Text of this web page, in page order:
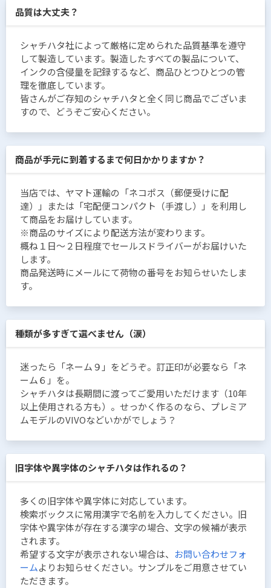
品質は大丈夫？
シャチハタ社によって厳格に定められた品質基準を遵守
して製造しています。製造したすべての製品について、
インクの含侵量を記録するなど、商品ひとつひとつの管
理を徹底しています。
皆さんがご存知のシャチハタと全く同じ商品でございま
すので、どうぞご安心ください。
商品が手元に到着するまで何日かかりますか？
当店では、ヤマト運輸の「ネコポス（郵便受けに配
達）」または「宅配便コンパクト（手渡し）」を利用し
て商品をお届けしています。
※商品のサイズにより配送方法が変わります。
概ね１日〜２日程度でセールスドライバーがお届けいた
します。
商品発送時にメールにて荷物の番号をお知らせいたしま
す。
種類が多すぎて選べません（涙）
迷ったら「ネーム９」をどうぞ。訂正印が必要なら「ネ
ーム６」を。
シャチハタは長期間に渡ってご愛用いただけます（10年
以上使用される方も）。せっかく作るのなら、プレミア
ムモデルのVIVOなどいかがでしょう？
旧字体や異字体のシャチハタは作れるの？
多くの旧字体や異字体に対応しています。
検索ボックスに常用漢字で名前を入力してください。旧
字体や異字体が存在する漢字の場合、文字の候補が表示
されます。
希望する文字が表示されない場合は、 お問い合わせフォ
ームよりお知らせください。サンプルをご用意させてい
ただきます。